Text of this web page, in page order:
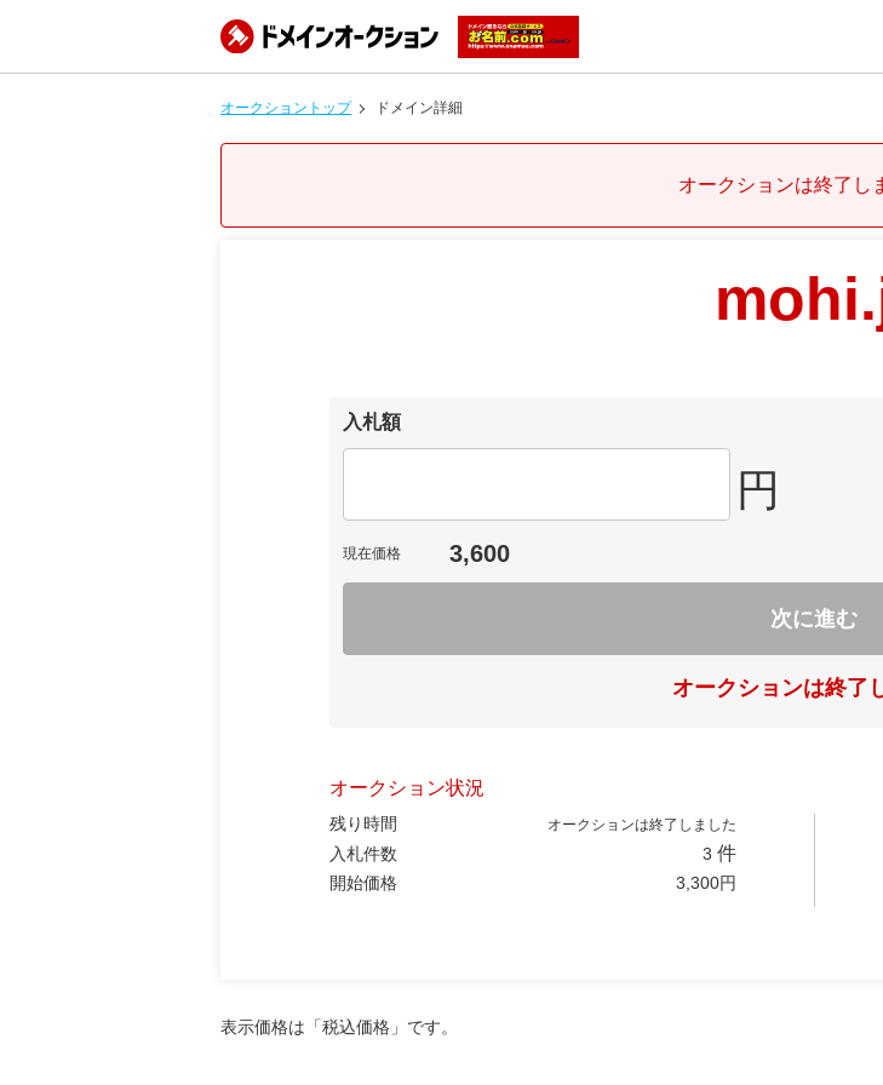
オークショントップ ドメイン詳細
オークションは終了し
入札額
円
現在価格 3,600
次に進む
オークションは終了
オークション状況
残り時間 オークションは終了しました
入札件数 3 件
開始価格 3,300円
表示価格は「税込価格」です。